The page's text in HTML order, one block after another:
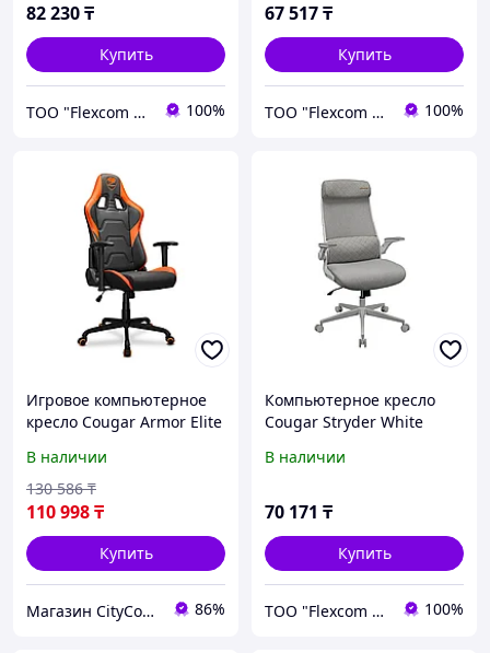
82 230₸
Купить
ТОО "Flexcom LTD" 100%
67 517₸
Купить
ТОО "Flexcom LTD" 100%
Игровое компьютерное
кресло Cougar Armor Elite
В наличии
110 998₸
130 586 ₸
Купить
Магазин CityCom.kz +7-727-250-1209 86%
Компьютерное кресло
Cougar Stryder White
В наличии
70 171 ₸
Купить
ТОО "Flexcom LTD" 100%